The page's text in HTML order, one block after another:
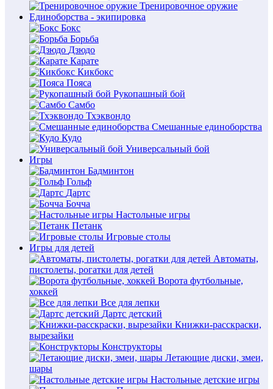
Тренировочное оружие
Единоборства - экипировка
Бокс
Борьба
Дзюдо
Карате
Кикбокс
Пояса
Рукопашный бой
Самбо
Тхэквондо
Смешанные единоборства
Кудо
Универсальный бой
Игры
Бадминтон
Гольф
Дартс
Бочча
Настольные игры
Петанк
Игровые столы
Игры для детей
Автоматы,
пистолеты, рогатки для детей
Ворота футбольные,
хоккей
Все для лепки
Дартс детский
Книжки-расскраски,
вырезайки
Конструкторы
Летающие диски, змеи,
шары
Настольные детские игры